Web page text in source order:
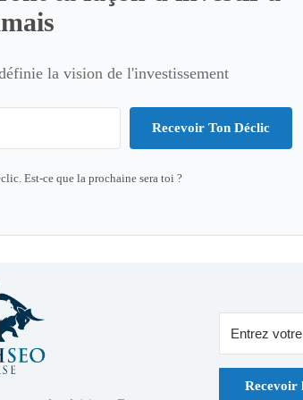
la vision de l'investissement
Recevoir Ton Déclic
Est-ce que la prochaine sera toi ?
Recevoir